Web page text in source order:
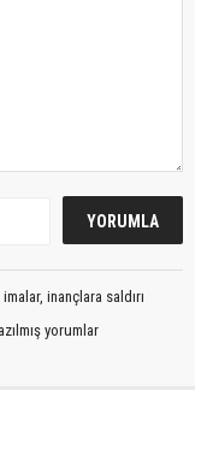
inançlara saldırı
yorumlar